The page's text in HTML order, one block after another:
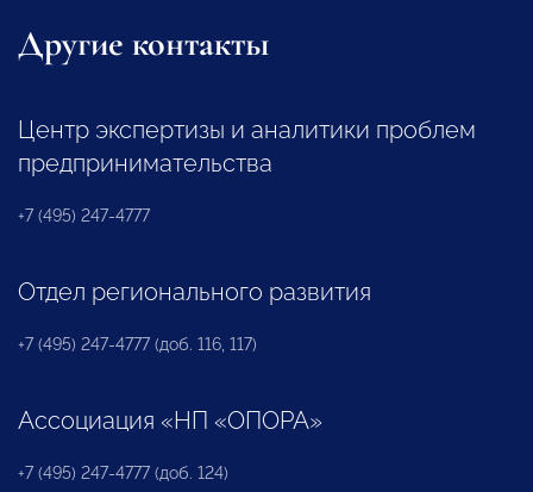
Другие контакты
Центр экспертизы и аналитики проблем
предпринимательства
+7 (495) 247-4777
Отдел регионального развития
+7 (495) 247-4777 (доб. 116, 117)
Ассоциация «НП «ОПОРА»
+7 (495) 247-4777 (доб. 124)